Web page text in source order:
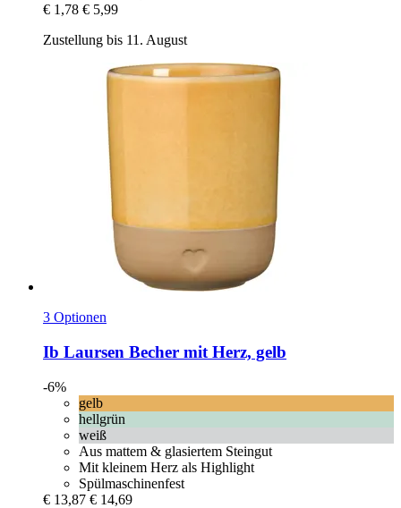
€ 1,78 € 5,99
Zustellung bis 11. August
3 Optionen
Ib Laursen Becher mit Herz, gelb
-6%
gelb
hellgrün
weiß
Aus mattem & glasiertem Steingut
Mit kleinem Herz als Highlight
Spülmaschinenfest
€ 13,87 € 14,69